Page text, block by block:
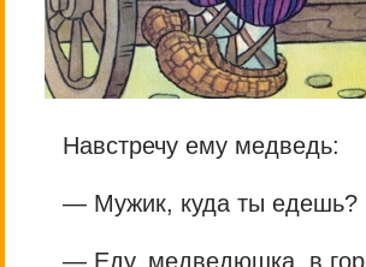
Навстречу ему медведь:
— Мужик, куда ты едешь?
— Еду, медведюшка, в